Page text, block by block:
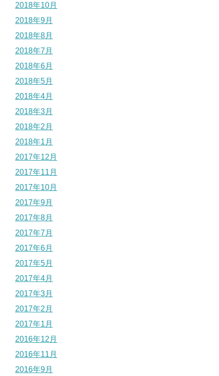
2018年10月
2018年9月
2018年8月
2018年7月
2018年6月
2018年5月
2018年4月
2018年3月
2018年2月
2018年1月
2017年12月
2017年11月
2017年10月
2017年9月
2017年8月
2017年7月
2017年6月
2017年5月
2017年4月
2017年3月
2017年2月
2017年1月
2016年12月
2016年11月
2016年9月